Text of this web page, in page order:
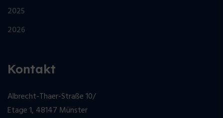
2025
2026
Kontakt
Albrecht-Thaer-Straße 10/
Etage 1, 48147 Münster